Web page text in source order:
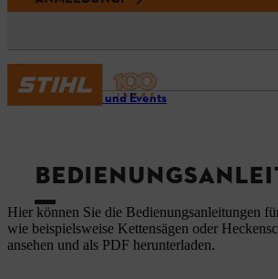
Service und Events
Hier können Sie die Bedienungsanleitungen
wie beispielsweise Kettensägen oder
ansehen und als PDF herunterladen.